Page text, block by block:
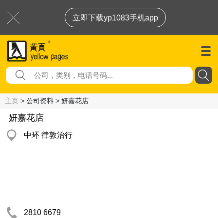
立即下载yp1083手机app
主页 > 公司资料 > 妍嘉花店
妍嘉花店
中环 律敦治行
2810 6679